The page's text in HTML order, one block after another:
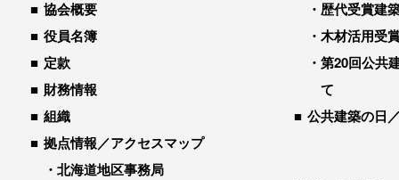
協会概要
役員名簿
定款
財務情報
組織
拠点情報／アクセスマップ
北海道地区事務局
歴代受賞建
木材活用受
第20回公共
て
公共建築の日